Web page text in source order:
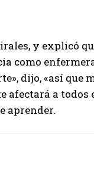
y explicó
como
dijo, «así que
afectará a
aprender.